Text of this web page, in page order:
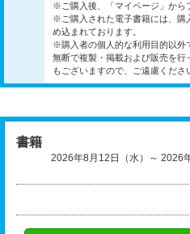
※ご購入後、「マイページ」から
※ご購入された電子書籍には、購
め込まれております。
※購入者の個人的な利用目的以外
無断で複製・掲載および販売を
もございますので、ご遠慮くださ
書籍
2026年8月12日（水）～ 2026